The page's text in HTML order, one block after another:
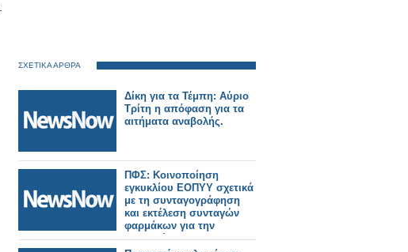
ΣΧΕΤΙΚΑ ΑΡΘΡΑ
Δίκη για τα Τέμπη: Αύριο
Τρίτη η απόφαση για τα
αιτήματα αναβολής.
ΠΦΣ: Κοινοποίηση
εγκυκλίου ΕΟΠΥΥ σχετικά
με τη συνταγογράφηση
και εκτέλεση συνταγών
φαρμάκων για την
εξυπηρέτηση των